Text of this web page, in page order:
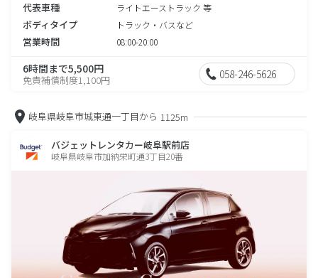
代表車種 ライトエーストラック 等
ボディタイプ トラック・バスなど
営業時間 08:00-20:00
6時間まで5,500円
免責補償制度1,100円 058-246-5626
岐阜県岐阜市城東通一丁目から 1125m
バジェットレンタカー岐阜駅前店
岐阜県岐阜市加納栄町通3丁目20番